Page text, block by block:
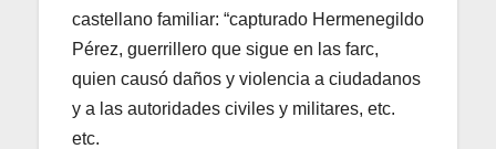
castellano familiar: “capturado Hermenegildo
Pérez, guerrillero que sigue en las farc,
quien causó daños y violencia a ciudadanos
y a las autoridades civiles y militares, etc.
etc.